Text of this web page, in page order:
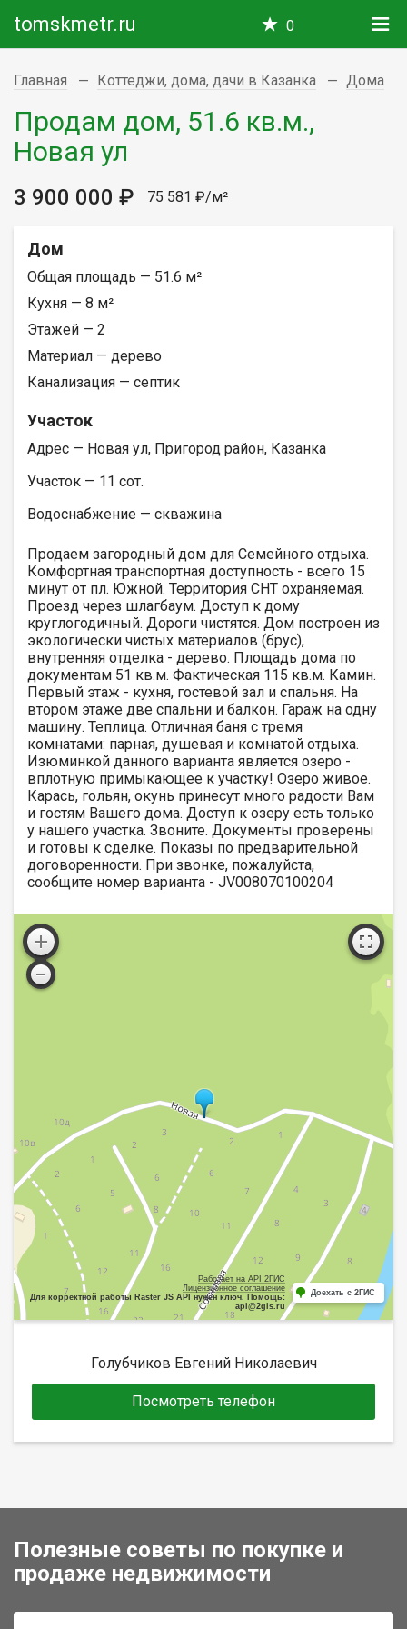
tomskmetr.ru 0
Главная Коттеджи, дома, дачи в Казанка Дома
Продам дом, 51.6 кв.м.,
Новая ул
3 900 000 ₽ 75 581 ₽/м²
Дом
Общая площадь — 51.6 м²
Кухня — 8 м²
Этажей — 2
Материал — дерево
Канализация — септик
Участок
Адрес — Новая ул, Пригород район, Казанка
Участок — 11 сот.
Водоснабжение — скважина
Продаем загородный дом для Семейного отдыха.
Комфортная транспортная доступность - всего 15
минут от пл. Южной. Территория СНТ охраняемая.
Проезд через шлагбаум. Доступ к дому
круглогодичный. Дороги чистятся. Дом построен из
экологически чистых материалов (брус),
внутренняя отделка - дерево. Площадь дома по
документам 51 кв.м. Фактическая 115 кв.м. Камин.
Первый этаж - кухня, гостевой зал и спальня. На
втором этаже две спальни и балкон. Гараж на одну
машину. Теплица. Отличная баня с тремя
комнатами: парная, душевая и комнатой отдыха.
Изюминкой данного варианта является озеро -
вплотную примыкающее к участку! Озеро живое.
Карась, гольян, окунь принесут много радости Вам
и гостям Вашего дома. Доступ к озеру есть только
у нашего участка. Звоните. Документы проверены
и готовы к сделке. Показы по предварительной
договоренности. При звонке, пожалуйста,
сообщите номер варианта - JV008070100204
Работает на API 2ГИС
Лицензионное соглашение
Для корректной работы Raster JS API нужен ключ. Помощь:
api@2gis.ru
Доехать с 2ГИС
Голубчиков Евгений Николаевич
Посмотреть телефон
Полезные советы по покупке и
продаже недвижимости